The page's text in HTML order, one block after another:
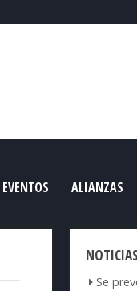
EVENTOS ALIANZAS
NOTICIAS
Se